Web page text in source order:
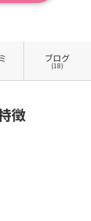
ブログ
(18)
徴